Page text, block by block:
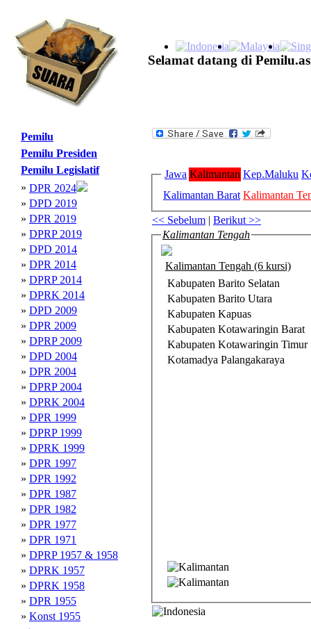
Selamat datang di
Pemilu
Pemilu Presiden
Pemilu Legislatif
» DPR 2024
» DPD 2019
» DPR 2019
» DPRP 2019
» DPD 2014
» DPR 2014
» DPRP 2014
» DPRK 2014
» DPD 2009
» DPR 2009
» DPRP 2009
» DPD 2004
» DPR 2004
» DPRP 2004
» DPRK 2004
» DPR 1999
» DPRP 1999
» DPRK 1999
» DPR 1997
» DPR 1992
» DPR 1987
» DPR 1982
» DPR 1977
» DPR 1971
» DPRP 1957 & 1958
» DPRK 1957
» DPRK 1958
» DPR 1955
» Konst 1955
Jawa Kalimantan Kep.Maluku
Kalimantan Barat Kalimantan
<< Sebelum | Berikut >>
Kalimantan Tengah
Kalimantan Tengah (6 kursi)
Kabupaten Barito Selatan
Kabupaten Barito Utara
Kabupaten Kapuas
Kabupaten Kotawaringin Barat
Kabupaten Kotawaringin Timur
Kotamadya Palangakaraya